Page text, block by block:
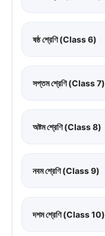
ষষ্ঠ শ্রেণি (Class 6)
সপ্তম শ্রেণি (Class 7)
অষ্টম শ্রেণি (Class 8)
নবম শ্রেণি (Class 9)
দশম শ্রেণি (Class 10)